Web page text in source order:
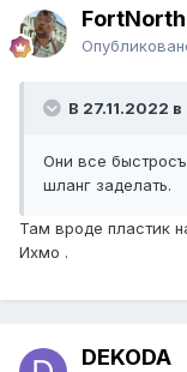
FоrtNorth
В 27.11.2022 в
Они все
шланг заделать.
Там вроде пластик
Ихмо .
DEKODA